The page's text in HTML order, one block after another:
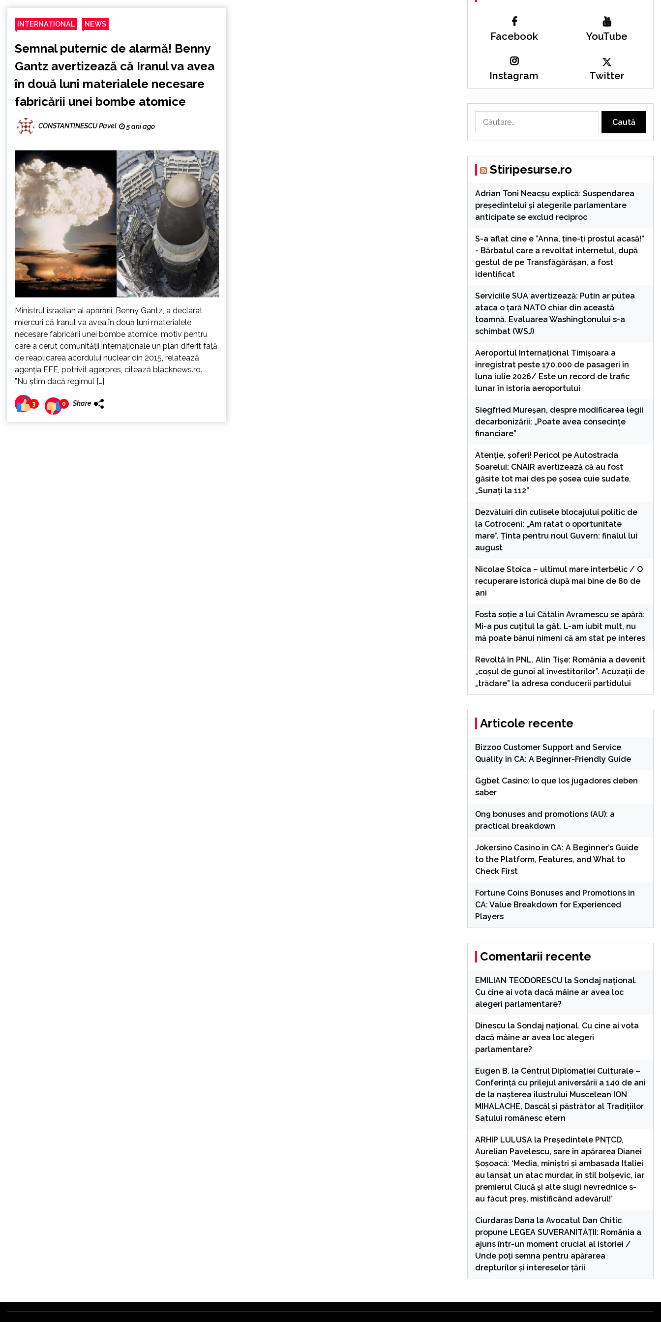
INTERNAȚIONAL NEWS
Semnal puternic de alarmă! Benny
Gantz avertizează că Iranul va avea
în două luni materialele necesare
fabricării unei bombe atomice
CONSTANTINESCU Pavel 5 ani ago
Ministrul israelian al apărării, Benny Gantz, a declarat
miercuri că Iranul va avea în două luni materialele
necesare fabricării unei bombe atomice, motiv pentru
care a cerut comunităţii internaţionale un plan diferit faţă
de reaplicarea acordului nuclear din 2015, relatează
agenţia EFE, potrivit agerpres, citează blacknews.ro.
”Nu ştim dacă regimul […]
3 0 Share
Facebook YouTube
Instagram Twitter
după:
Stiripesurse.ro
Adrian Toni Neacșu explică: Suspendarea
președintelui și alegerile parlamentare
anticipate se exclud reciproc
S-a aflat cine e ”Anna, ţine-ţi prostul acasă!”
- Bărbatul care a revoltat internetul, după
gestul de pe Transfăgărășan, a fost
identificat
Serviciile SUA avertizează: Putin ar putea
ataca o țară NATO chiar din această
toamnă. Evaluarea Washingtonului s-a
schimbat (WSJ)
Aeroportul Internaţional Timişoara a
înregistrat peste 170.000 de pasageri în
luna iulie 2026/ Este un record de trafic
lunar în istoria aeroportului
Siegfried Mureșan, despre modificarea legii
decarbonizării: „Poate avea consecințe
financiare”
Atenție, șoferi! Pericol pe Autostrada
Soarelui: CNAIR avertizează că au fost
găsite tot mai des pe șosea cuie sudate.
„Sunați la 112”
Dezvăluiri din culisele blocajului politic de
la Cotroceni: „Am ratat o oportunitate
mare”. Ținta pentru noul Guvern: finalul lui
august
Nicolae Stoica – ultimul mare interbelic / O
recuperare istorică după mai bine de 80 de
ani
Fosta soție a lui Cătălin Avramescu se apără:
Mi-a pus cuțitul la gât. L-am iubit mult, nu
mă poate bănui nimeni că am stat pe interes
Revoltă în PNL. Alin Tișe: România a devenit
„coșul de gunoi al investitorilor”. Acuzații de
„trădare” la adresa conducerii partidului
Articole recente
Bizzoo Customer Support and Service
Quality in CA: A Beginner-Friendly Guide
Ggbet Casino: lo que los jugadores deben
saber
On9 bonuses and promotions (AU): a
practical breakdown
Jokersino Casino in CA: A Beginner’s Guide
to the Platform, Features, and What to
Check First
Fortune Coins Bonuses and Promotions in
CA: Value Breakdown for Experienced
Players
Comentarii recente
EMILIAN TEODORESCU la Sondaj național.
Cu cine ai vota dacă mâine ar avea loc
alegeri parlamentare?
Dinescu la Sondaj național. Cu cine ai vota
dacă mâine ar avea loc alegeri
parlamentare?
Eugen B. la Centrul Diplomației Culturale –
Conferință cu prilejul aniversării a 140 de ani
de la nașterea ilustrului Muscelean ION
MIHALACHE, Dascăl și păstrător al Tradițiilor
Satului românesc etern
ARHIP LULUSAla Președintele PNȚCD,
Aurelian Pavelescu, sare în apărarea Dianei
Șoșoacă: ‘Media, miniștri și ambasada Italiei
au lansat un atac murdar, în stil bolșevic, iar
premierul Ciucă și alte slugi nevrednice s-
au făcut preș, mistificând adevărul!’
Ciurdaras Dana la Avocatul Dan Chitic
propune LEGEA SUVERANITĂȚII: România a
ajuns într-un moment crucial al istoriei /
Unde poți semna pentru apărarea
drepturilor și intereselor țării